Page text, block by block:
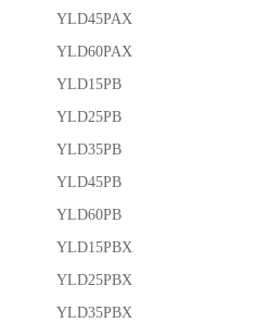
YLD45PAX
YLD60PAX
YLD15PB
YLD25PB
YLD35PB
YLD45PB
YLD60PB
YLD15PBX
YLD25PBX
YLD35PBX